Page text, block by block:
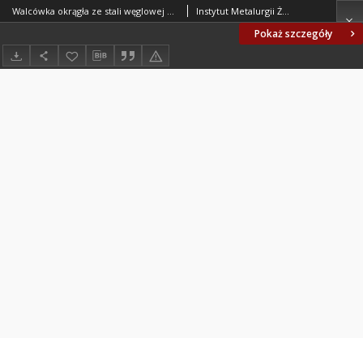
Pokaż szczegóły
Walcówka okrągła ze stali węglowej chłodzona systemem STELMOR do wyrobu drutu BN-84/0644-54 Instytut Metalurgii Żelaza. Oprac.